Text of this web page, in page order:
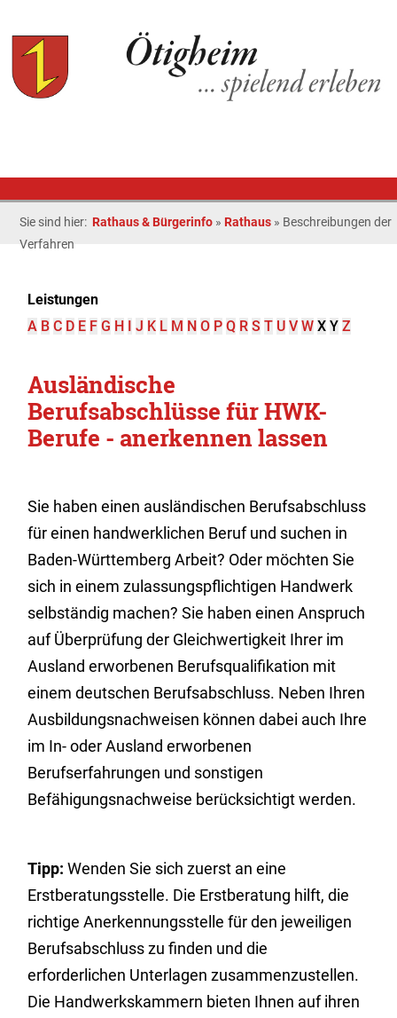
Sie sind hier: Rathaus & Bürgerinfo » Rathaus » Beschreibungen der
Verfahren
Leistungen
A B C D E F G H I J K L M N O P Q R S T U V W X Y Z
Ausländische
Berufsabschlüsse für HWK-
Berufe - anerkennen lassen
Sie haben einen ausländischen Berufsabschluss
für einen handwerklichen Beruf und suchen in
Baden-Württemberg Arbeit? Oder möchten Sie
sich in einem zulassungspflichtigen Handwerk
selbständig machen? Sie haben einen Anspruch
auf Überprüfung der Gleichwertigkeit Ihrer im
Ausland erworbenen Berufsqualifikation mit
einem deutschen Berufsabschluss. Neben Ihren
Ausbildungsnachweisen können dabei auch Ihre
im In- oder Ausland erworbenen
Berufserfahrungen und sonstigen
Befähigungsnachweise berücksichtigt werden.
Tipp: Wenden Sie sich zuerst an eine
Erstberatungsstelle. Die Erstberatung hilft, die
richtige Anerkennungsstelle für den jeweiligen
Berufsabschluss zu finden und die
erforderlichen Unterlagen zusammenzustellen.
Die Handwerkskammern bieten Ihnen auf ihren